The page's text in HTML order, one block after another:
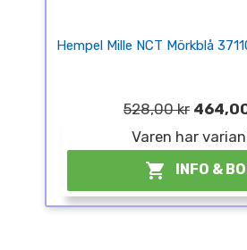
Hempel Mille NCT Mörkblå
528,00 kr
Varen har
 INFO &